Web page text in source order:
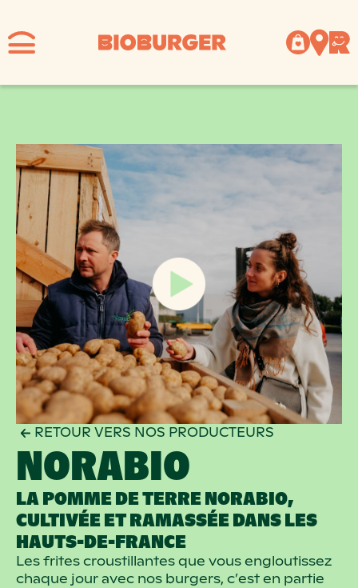
RETOUR VERS NOS PRODUCTEURS
NORABIO
LA POMME DE TERRE NORABIO,
CULTIVÉE ET RAMASSÉE DANS LES
HAUTS-DE-FRANCE
Les frites croustillantes que vous engloutissez
chaque jour avec nos burgers, c’est en partie